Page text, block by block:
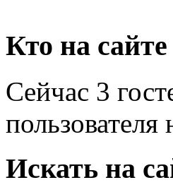
Кто на сайте
Сейчас 3
пользователя
Искать на